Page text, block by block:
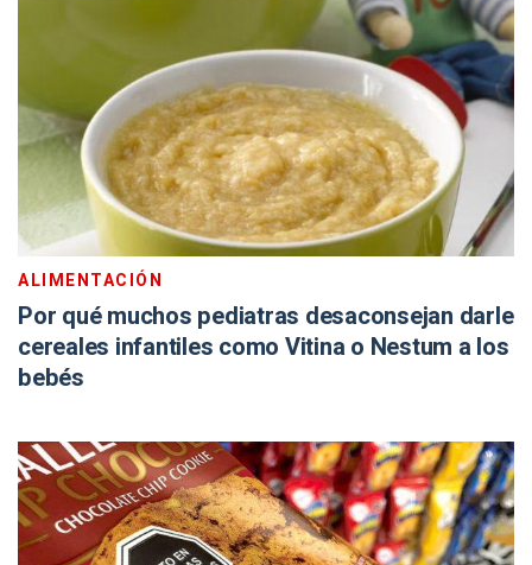
ALIMENTACIÓN
Por qué muchos pediatras desaconsejan darle
cereales infantiles como Vitina o Nestum a los
bebés